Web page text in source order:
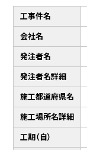
工事件名
会社名
発注者名
発注者名詳細
施工都道府県名
施工場所名詳細
工期（自）